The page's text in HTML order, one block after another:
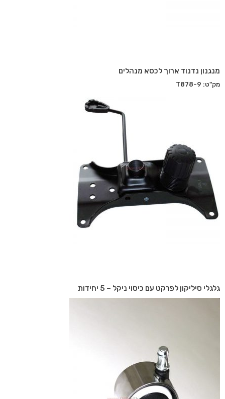
מנגנון נדנוד ארוך לכסא מנהלים
מק"ט: T878-9
גלגלי סיליקון לפרקט עם כיסוי ניקל – 5 יחידות